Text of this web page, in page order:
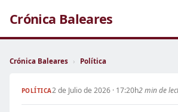
Crónica Baleares
Crónica Baleares › Política
POLÍTICA2 de Julio de 2026 · 17:20h2 min de